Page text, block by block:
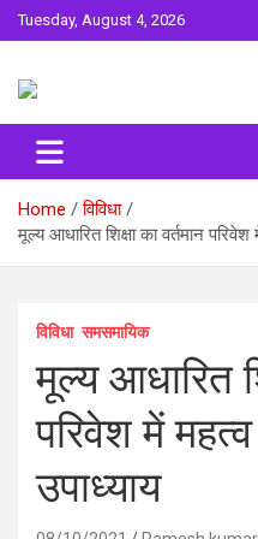
Skip
to
Tuesday, August 4, 2026
Surta
Home
विविधा
मूल्य आधारित शिक्षा का वर्तमान
विविधा समसमायिक
मूल्य आधारित
परिवेश में
उपाध्याय